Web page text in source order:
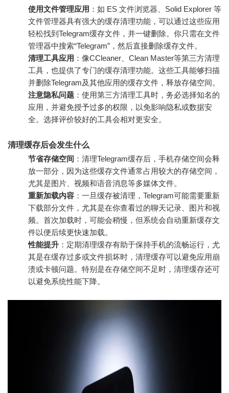
使用文件管理应用 ：如 ES 文件浏览器、Solid Explorer 等
文件管理器具有强大的缓存清理功能，可以通过这些应用
轻松找到Telegram缓存文件，并一键删除。你只需在文件
管理器中搜索“Telegram”，然后直接删除缓存文件。
清理工具应用 ：像CCleaner、Clean Master等第三方清理
工具，也提供了专门的缓存清理功能。这些工具能够扫描
并删除Telegram及其他应用的缓存文件，释放存储空间。
注意隐私问题 ：使用第三方清理工具时，务必选择知名的
应用，并避免授予过多的权限，以免影响隐私或数据安
全。选择评价较好的工具会相对更安全。
清理缓存后会发生什么
节省存储空间 ：清理Telegram缓存后，手机存储空间会释
放一部分，因为这些缓存文件通常占用较大的存储空间，
尤其是图片、视频和语音消息等多媒体文件。
重新加载内容 ：一旦缓存被清理，Telegram可能需要重新
下载部分文件，尤其是在你查看过的聊天记录、图片和视
频。首次加载时，可能会稍慢，但系统会自动重新缓存文
件以便后续更快速加载。
性能提升 ：定期清理缓存有助于保持手机的流畅运行，尤
其是在缓存过多或文件损坏时，清理缓存可以避免应用崩
溃或卡顿问题。特别是在存储空间不足时，清理缓存还可
以避免系统性能下降。